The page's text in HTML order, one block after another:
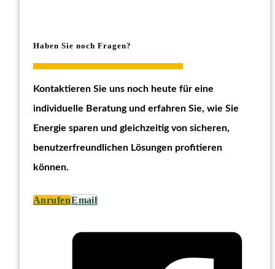
Haben Sie noch Fragen?
Kontaktieren Sie uns noch heute für eine
individuelle Beratung und erfahren Sie, wie Sie
Energie sparen und gleichzeitig von sicheren,
benutzerfreundlichen Lösungen profitieren
können.
AnrufenEmail